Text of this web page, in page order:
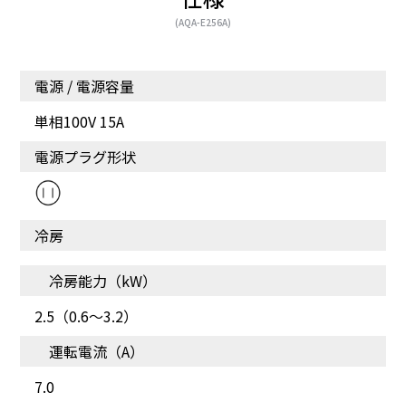
省エネでもしっかり空調
(AQA-E256A)
電源 / 電源容量
単相100V 15A
電源プラグ形状
冷房
冷房能力（kW）
2.5（0.6～3.2）
運転電流（A）
7.0